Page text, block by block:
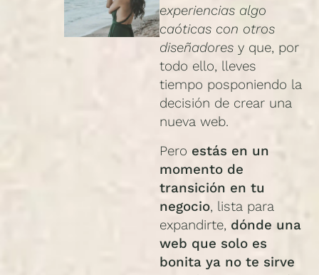
experiencias algo
caóticas con otros
diseñadores y que, por
todo ello, lleves
tiempo posponiendo la
decisión de crear una
nueva web.
Pero estás en un
momento de
transición en tu
negocio, lista para
expandirte, dónde una
web que solo es
bonita ya no te sirve